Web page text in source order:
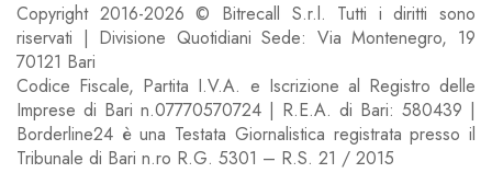
Copyright 2016-2026 © Bitrecall S.r.l. Tutti i diritti sono
riservati | Divisione Quotidiani Sede: Via Montenegro, 19
70121 Bari
Codice Fiscale, Partita I.V.A. e Iscrizione al Registro delle
Imprese di Bari n.07770570724 | R.E.A. di Bari: 580439 |
Borderline24 è una Testata Giornalistica registrata presso il
Tribunale di Bari n.ro R.G. 5301 – R.S. 21 / 2015